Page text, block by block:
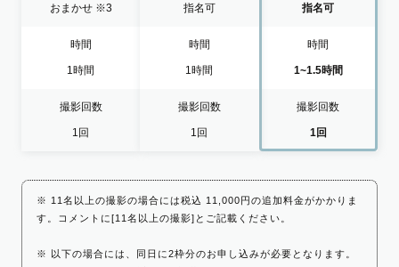
おまかせ ※3
時間
1時間
撮影回数
1回
指名可
時間
1時間
撮影回数
1回
指名可
時間
1~1.5時間
撮影回数
1回
※ 11名以上の撮影の場合には税込 11,000円の追加料金がかかりま
す。コメントに[11名以上の撮影]とご記載ください。
※ 以下の場合には、同日に2枠分のお申し込みが必要となります。